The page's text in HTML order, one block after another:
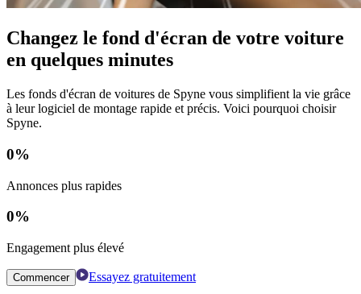
Changez le fond d'écran de votre voiture
en quelques minutes
Les fonds d'écran de voitures de Spyne vous simplifient la vie grâce
à leur logiciel de montage rapide et précis. Voici pourquoi choisir
Spyne.
0%
Annonces plus rapides
0%
Engagement plus élevé
Commencer Essayez gratuitement